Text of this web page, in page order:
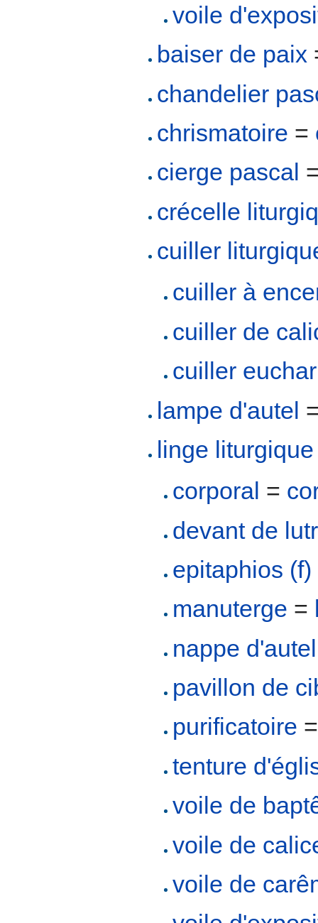
voile
baiser de paix
chandelier
chrismatoire =
cierge pascal
crécelle
cuiller
cuiller à
cuiller de
cuiller
lampe d'autel
linge liturgique
corporal =
devant de
epitaphios (f)
manuterge =
nappe d'autel
pavillon de
purificatoire
tenture
voile de
voile de
voile de